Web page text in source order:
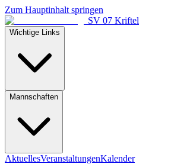
Zum Hauptinhalt springen
SV 07 Kriftel
Wichtige Links
Mannschaften
AktuellesVeranstaltungenKalender